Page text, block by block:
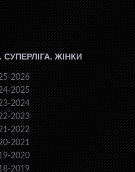
СУПЕРЛІГА. ЖІНКИ
2026
2025
2024
2023
2022
2021
2020
2019